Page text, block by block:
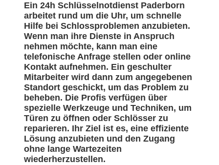
Ein 24h Schlüsselnotdienst Paderborn
arbeitet rund um die Uhr, um schnelle
Hilfe bei Schlossproblemen anzubieten.
Wenn man ihre Dienste in Anspruch
nehmen möchte, kann man eine
telefonische Anfrage stellen oder online
Kontakt aufnehmen. Ein geschulter
Mitarbeiter wird dann zum angegebenen
Standort geschickt, um das Problem zu
beheben. Die Profis verfügen über
spezielle Werkzeuge und Techniken, um
Türen zu öffnen oder Schlösser zu
reparieren. Ihr Ziel ist es, eine effiziente
Lösung anzubieten und den Zugang
ohne lange Wartezeiten
wiederherzustellen.